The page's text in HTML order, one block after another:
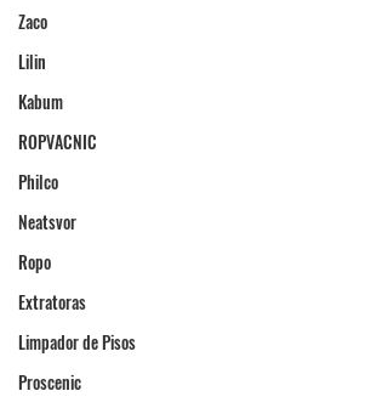
Zaco
Lilin
Kabum
ROPVACNIC
Philco
Neatsvor
Ropo
Extratoras
Limpador de Pisos
Proscenic